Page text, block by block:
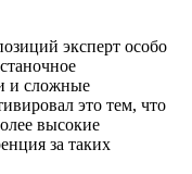
эксперт особо
и сложные
это тем, что
высокие
за таких